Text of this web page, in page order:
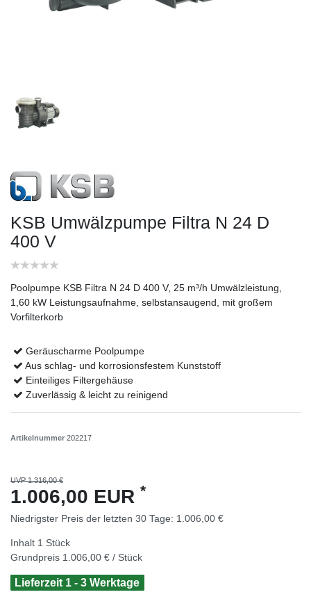
KSB Umwälzpumpe Filtra N 24 D
400 V
Poolpumpe KSB Filtra N 24 D 400 V, 25 m³/h Umwälzleistung,
1,60 kW Leistungsaufnahme, selbstansaugend, mit großem
Vorfilterkorb
Geräuscharme Poolpumpe
Aus schlag- und korrosionsfestem Kunststoff
Einteiliges Filtergehäuse
Zuverlässig & leicht zu reinigend
Artikelnummer 202217
UVP 1.316,00 €
1.006,00 EUR *
Niedrigster Preis der letzten 30 Tage: 1.006,00 €
Inhalt 1 Stück
Grundpreis 1.006,00 € / Stück
Lieferzeit 1 - 3 Werktage